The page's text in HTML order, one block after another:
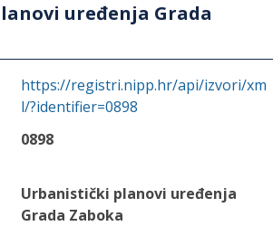
uređenja Grada
https://registri.nipp.hr/api/izvori/xm
l/?identifier=0898
0898
Urbanistički planovi uređenja
Grada Zaboka